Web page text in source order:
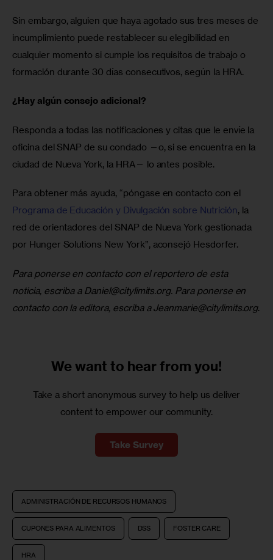
Sin embargo, alguien que haya agotado sus tres meses de
incumplimiento puede restablecer su elegibilidad en
cualquier momento si cumple los requisitos de trabajo o
formación durante 30 días consecutivos, según la HRA.
¿Hay algún consejo adicional?
Responda a todas las notificaciones y citas que le envíe la
oficina del SNAP de su condado —o, si se encuentra en la
ciudad de Nueva York, la HRA— lo antes posible.
Para obtener más ayuda, “póngase en contacto con el
Programa de Educación y Divulgación sobre Nutrición, la
red de orientadores del SNAP de Nueva York gestionada
por Hunger Solutions New York”, aconsejó Hesdorfer.
Para ponerse en contacto con el reportero de esta
noticia, escriba a Daniel@citylimits.org. Para ponerse en
contacto con la editora, escriba a Jeanmarie@citylimits.org.
We want to hear from you!
Take a short anonymous survey to help us deliver
content to empower our community.
Take Survey
ADMINISTRACIÓN DE RECURSOS HUMANOS
CUPONES PARA ALIMENTOS DSS FOSTER CARE
HRA